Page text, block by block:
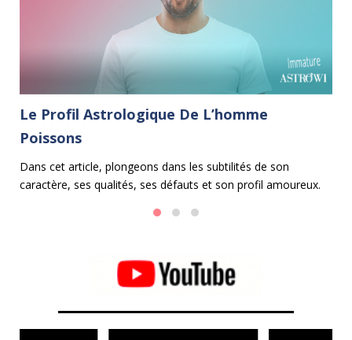
Le Profil Astrologique De L’homme
Poissons
Dans cet article, plongeons dans les subtilités de son
caractère, ses qualités, ses défauts et son profil amoureux.